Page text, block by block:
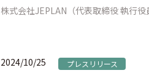
2024/10/25 プレスリリース